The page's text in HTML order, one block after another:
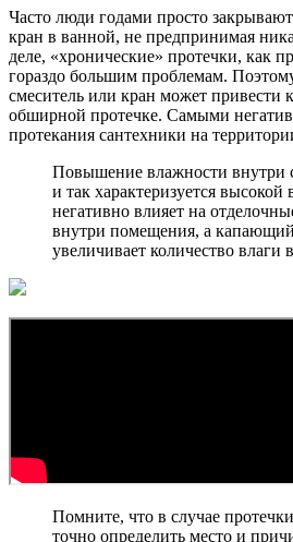
Часто люди годами просто закрывают
кран в ванной, не предпринимая
деле, «хронические» протечки, как
гораздо большим проблемам.
смеситель или кран может привести
обширной протечке. Самыми
протекания сантехники на
Повышение влажности внутри
и так характеризуется
негативно влияет на
внутри помещения, а
увеличивает количество влаги
Помните, что в случае
точно определить место и